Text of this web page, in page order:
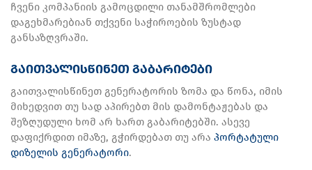
ჩვენი კომპანიის გამოცდილი თანამშრომლები
დაგეხმარებიან თქვენი საჭიროების ზუსტად
განსაზღვრაში.
გაითვალისწინეთ გაბარიტები
გაითვალისწინეთ გენერატორის ზომა და წონა, იმის
მიხედვით თუ სად აპირებთ მის დამონტაჟებას და
შეზღუდული ხომ არ ხართ გაბარიტებში. ასევე
დაფიქრდით იმაზე, გჭირდებათ თუ არა პორტატული
დიზელის გენერატორი.